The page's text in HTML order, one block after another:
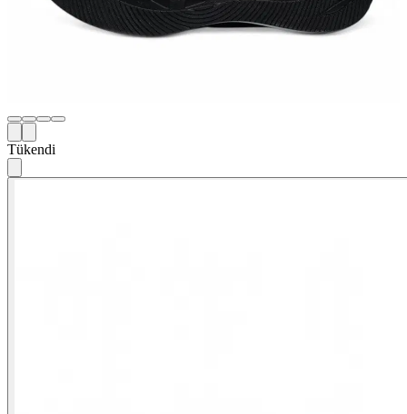
Tükendi